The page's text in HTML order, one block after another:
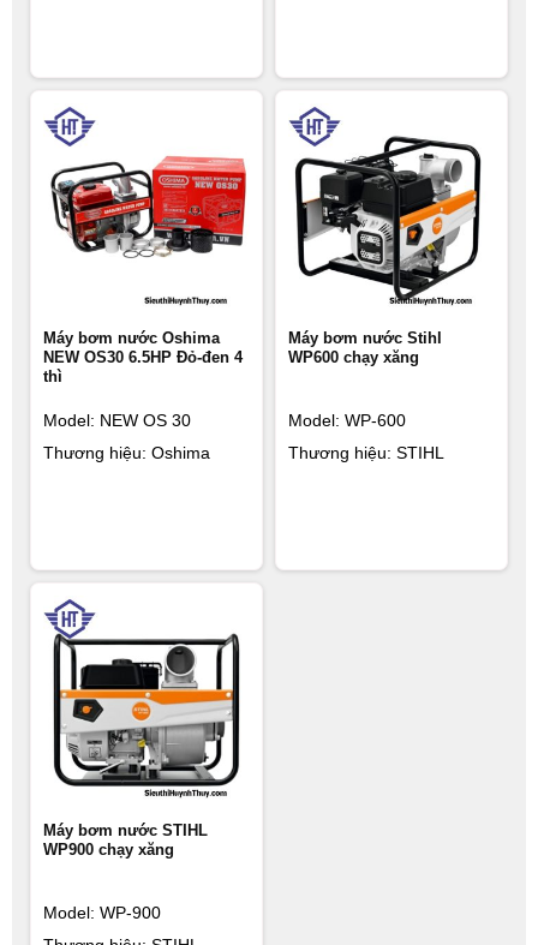
Máy bơm nước Oshima
NEW OS30 6.5HP Đỏ-đen 4
thì
Model: NEW OS 30
Thương hiệu: Oshima
Máy bơm nước Stihl
WP600 chạy xăng
Model: WP-600
Thương hiệu: STIHL
Máy bơm nước STIHL
WP900 chạy xăng
Model: WP-900